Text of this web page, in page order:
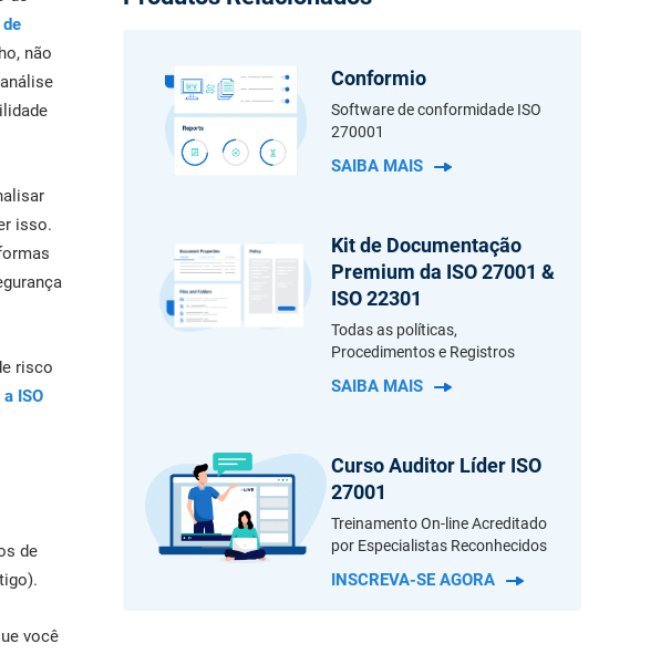
ISO
de
pornão
isso.
risco
ISO
de
você
Conformio
Software de conformidade ISO
270001
SAIBA MAIS
Kit de Documentação
Premium da ISO 27001 &
ISO 22301
Todas as políticas,
Procedimentos e Registros
SAIBA MAIS
Curso Auditor Líder ISO
27001
Treinamento On-line Acreditado
por Especialistas Reconhecidos
INSCREVA-SE AGORA